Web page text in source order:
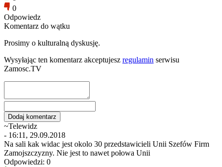
0
Odpowiedz
Komentarz do wątku
Prosimy o kulturalną dyskusję.
Wysyłając ten komentarz akceptujesz regulamin serwisu
Zamosc.TV
~Telewidz
- 16:11, 29.09.2018
Na sali kak widac jest okolo 30 przedstawicieli Unii Szefów Firm
Zamojszczyzny. Nie jest to nawet połowa Unii
Odpowiedzi: 0